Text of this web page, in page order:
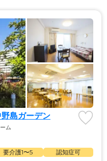
島ガーデン
ム
要介護1〜5 認知症可